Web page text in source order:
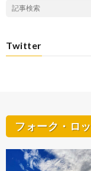
Twitter
フォーク・ロ